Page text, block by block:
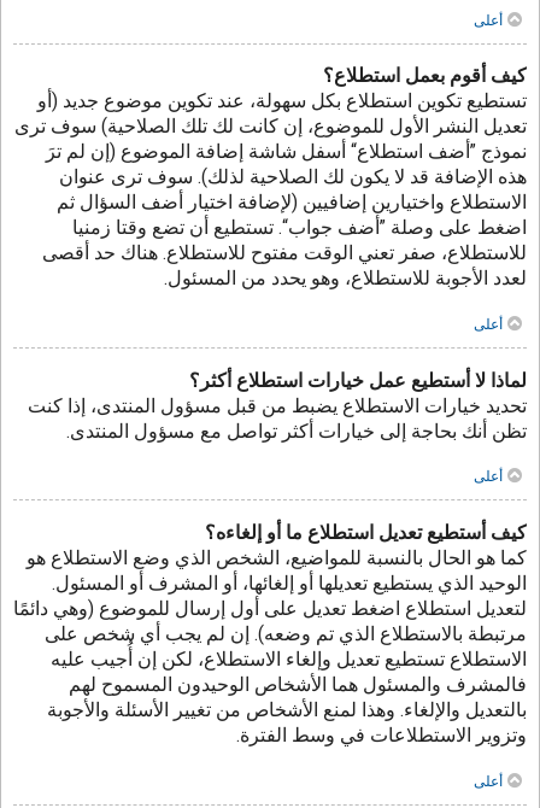
أعلى
كيف أقوم بعمل استطلاع؟
تستطيع تكوين استطلاع بكل سهولة، عند تكوين موضوع جديد (أو
تعديل النشر الأول للموضوع، إن كانت لك تلك الصلاحية) سوف ترى
نموذج ”أضف استطلاع“ أسفل شاشة إضافة الموضوع (إن لم ترَ
هذه الإضافة قد لا يكون لك الصلاحية لذلك). سوف ترى عنوان
الاستطلاع واختيارين إضافيين (لإضافة اختيار أضف السؤال ثم
اضغط على وصلة ”أضف جواب“. تستطيع أن تضع وقتا زمنيا
للاستطلاع، صفر تعني الوقت مفتوح للاستطلاع. هناك حد أقصى
لعدد الأجوبة للاستطلاع، وهو يحدد من المسئول.
أعلى
لماذا لا أستطيع عمل خيارات استطلاع أكثر؟
تحديد خيارات الاستطلاع يضبط من قبل مسؤول المنتدى، إذا كنت
تظن أنك بحاجة إلى خيارات أكثر تواصل مع مسؤول المنتدى.
أعلى
كيف أستطيع تعديل استطلاع ما أو إلغاءه؟
كما هو الحال بالنسبة للمواضيع، الشخص الذي وضع الاستطلاع هو
الوحيد الذي يستطيع تعديلها أو إلغائها، أو المشرف أو المسئول.
لتعديل استطلاع اضغط تعديل على أول إرسال للموضوع (وهي دائمًا
مرتبطة بالاستطلاع الذي تم وضعه). إن لم يجب أي شخص على
الاستطلاع تستطيع تعديل وإلغاء الاستطلاع، لكن إن أُجيب عليه
فالمشرف والمسئول هما الأشخاص الوحيدون المسموح لهم
بالتعديل والإلغاء. وهذا لمنع الأشخاص من تغيير الأسئلة والأجوبة
وتزوير الاستطلاعات في وسط الفترة.
أعلى